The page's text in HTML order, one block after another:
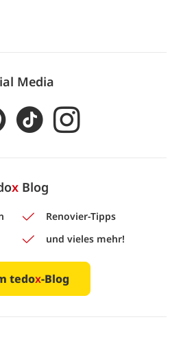
Media
xBlog
Renovier-Tipps
und vieles mehr!
tedox-Blog